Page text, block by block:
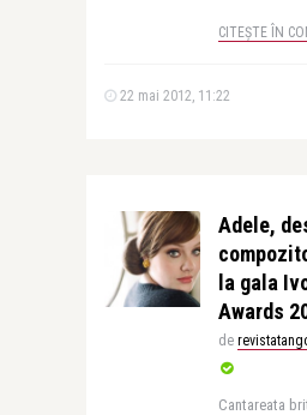
CITEȘTE ÎN
22 mai 2012, 11:22
Adele,
la gala
Awards
de
Cantareata